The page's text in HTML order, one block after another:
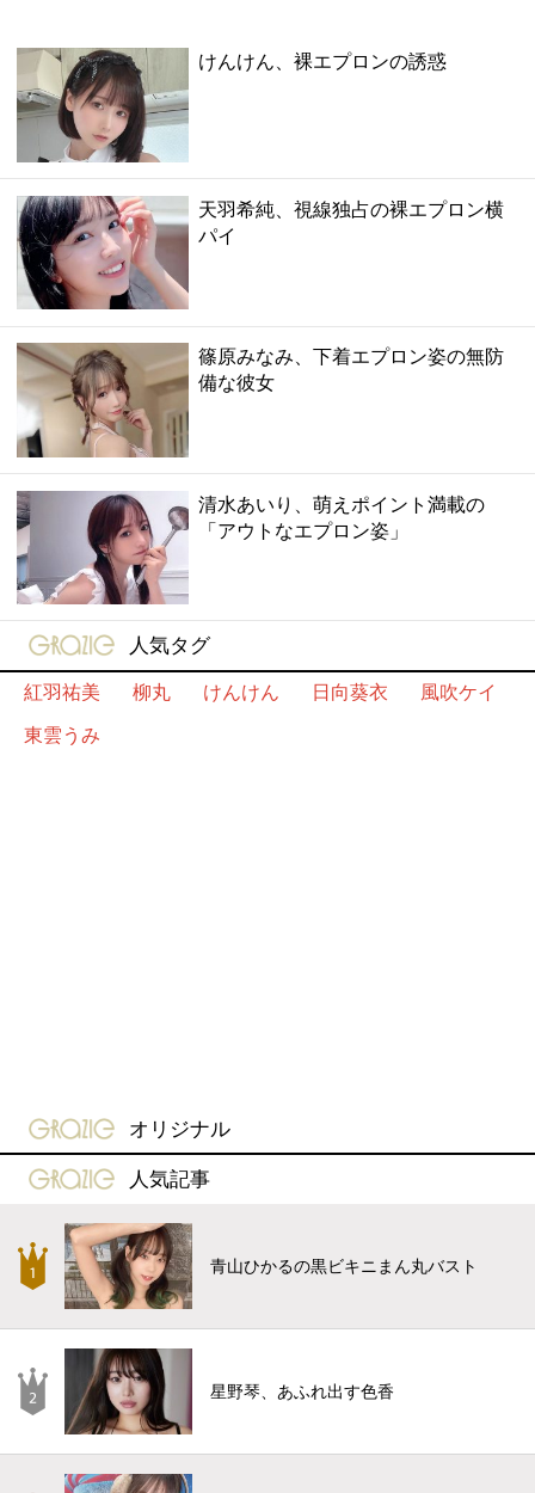
けんけん、裸エプロンの誘惑
天羽希純、視線独占の裸エプロン横
パイ
篠原みなみ、下着エプロン姿の無防
備な彼女
清水あいり、萌えポイント満載の
「アウトなエプロン姿」
gravure-grazie
人気タグ
紅羽祐美
柳丸 けんけん 日向葵衣
風吹ケイ
東雲うみ
gravure-grazie
オリジナル
gravure-grazie
人気記事
青山ひかるの黒ビキニまん丸バスト
星野琴、あふれ出す色香